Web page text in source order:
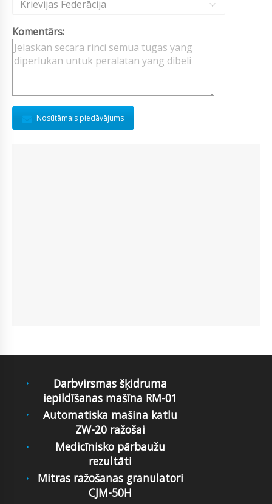
Krievijas Federācija
Komentārs:
Nosūtāmais piedāvājums
Darbvirsmas šķidruma
iepildīšanas mašīna RM-01
Automatiska mašina katlu
ZW-20 ražošai
Medicīnisko pārbaužu
rezultāti
Mitras ražošanas granulatori
CJM-50H